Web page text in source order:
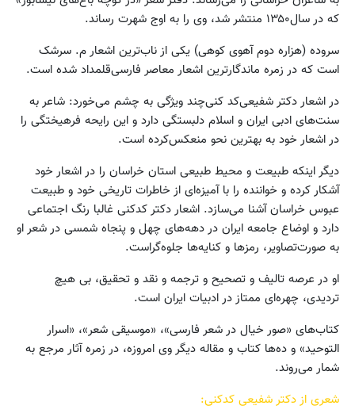
که در سال‌۱۳۵۰ منتشر شد، وی را به ‌اوج‌ شهرت ‌رساند.
سروده‌ (هزاره ‌دوم‌ آهوی‌ کوهی) یکی ‌از ناب‌ترین ‌اشعار م‌. سرشک
‌است ‌که ‌در زمره‌ ماندگارترین ‌اشعار معاصر فارسی‌قلمداد شده ‌است‌.
در اشعار دکتر شفیعی‌کد کنی‌چند ویژگی ‌به‌ چشم‌ می‌خورد: شاعر به‌
سنت‌های ‌ادبی‌ ایران ‌و اسلام‌ دلبستگی ‌دارد و این‌ رایحه ‌فرهیختگی ‌را
در اشعار خود به ‌بهترین‌ نحو منعکس‌کرده‌ است.
دیگر اینکه ‌طبیعت ‌و محیط طبیعی ‌استان‌ خراسان ‌را در اشعار خود
آشکار کرده‌ و خواننده ‌را با آمیزه‌ای ‌از خاطرات ‌تاریخی ‌خود و طبیعت‌
عبوس‌ خراسان‌ آشنا می‌سازد. اشعار دکتر کدکنی ‌غالبا رنگ ‌اجتماعی
‌دارد و اوضاع‌ جامعه‌ ایران ‌در دهه‌های‌ چهل ‌و پنجاه ‌شمسی ‌در شعر او
به ‌صورت‌تصاویر، رمزها و کنایه‌ها جلوه‌گراست.
او در عرصه تالیف و تصحیح و ترجمه و نقد و تحقیق، بی هیچ
تردیدی، چهره‌ای ممتاز در ادبیات ایران است.
کتاب‌های «صور خیال در شعر فارسی»، «موسیقی شعر»، «اسرار
التوحید» و ده‌ها کتاب و مقاله دیگر وی امروزه، در زمره آثار مرجع به
شمار می‌روند.
شعری از دکتر شفیعی کدکنی: